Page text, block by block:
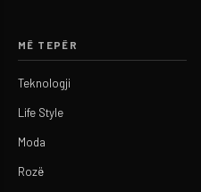
MË TEPËR
Teknologji
Life Style
Moda
Rozë